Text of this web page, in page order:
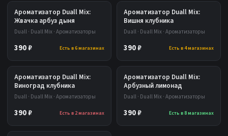
Ароматизатор Duall Mix:
Жвачка арбуз дыня
Duall · Duall Mix · Ароматизаторы
390 ₽ Есть в 6 магазинах
Ароматизатор Duall Mix:
Вишня клубника
Duall · Duall Mix · Ароматизаторы
390 ₽ Есть в 4 магазинах
Ароматизатор Duall Mix:
Виноград клубника
Duall · Duall Mix · Ароматизаторы
390 ₽ Есть в 2 магазинах
Ароматизатор Duall Mix:
Арбузный лимонад
Duall · Duall Mix · Ароматизаторы
390 ₽ Есть в 8 магазинах